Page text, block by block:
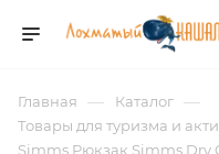
Главная — Каталог —
Товары для туризма и
Simms Рюкзак Simms Dry